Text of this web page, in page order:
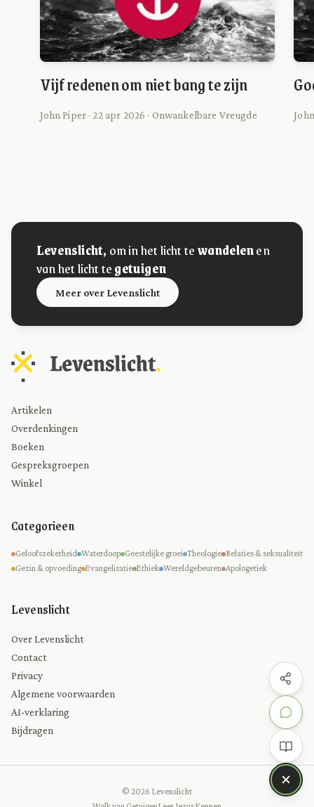
Vijf redenen om niet bang te zijn
John Piper · 22 apr 2026 · Onwankelbare Vreugde
Levenslicht, om in het licht tewandelenen
van het licht tegetuigen
Meer over Levenslicht
Artikelen
Overdenkingen
Boeken
Gespreksgroepen
Winkel
Categorieen
Geloofszekerheid Waterdoop Geestelijke groei Theologie Relaties & seksualiteit
Gezin & opvoeding Evangelisatie Ethiek Wereldgebeuren Apologetiek
Levenslicht
Over Levenslicht
Contact
Privacy
Algemene voorwaarden
AI-verklaring
Bijdragen
© 2026 Levenslicht